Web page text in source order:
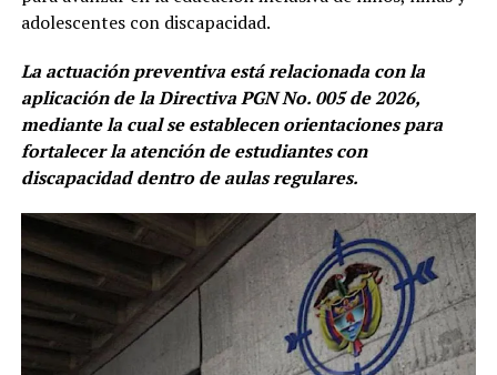
adolescentes con discapacidad.
La actuación preventiva está relacionada con la
aplicación de la Directiva PGN No. 005 de 2026,
mediante la cual se establecen orientaciones para
fortalecer la atención de estudiantes con
discapacidad dentro de aulas regulares.